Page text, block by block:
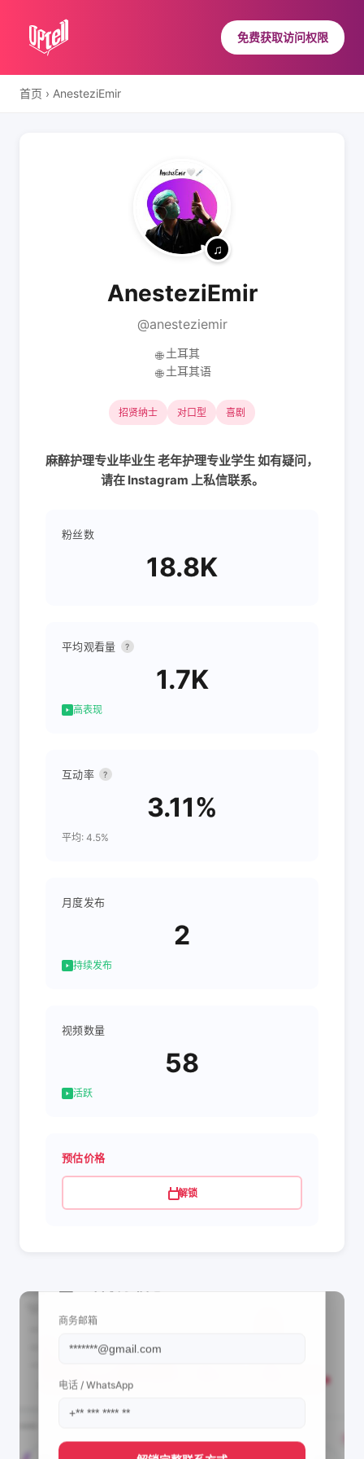
免费获取访问权限
首页 › AnesteziEmir
AnesteziEmir
@anesteziemir
🌐 土耳其
🌐 土耳其语
招贤纳士 对口型 喜剧
麻醉护理专业毕业生 老年护理专业学生 如有疑问，
请在 Instagram 上私信联系。
粉丝数
18.8K
平均观看量 ?
1.7K
高表现
互动率 ?
3.11%
平均: 4.5%
月度发布
2
持续发布
视频数量
58
活跃
预估价格
解锁
商务邮箱
电话 / WhatsApp